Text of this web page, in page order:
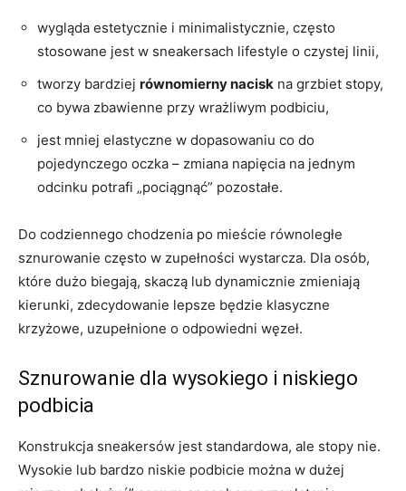
wygląda estetycznie i minimalistycznie, często
stosowane jest w sneakersach lifestyle o czystej linii,
tworzy bardziej równomierny nacisk na grzbiet stopy,
co bywa zbawienne przy wrażliwym podbiciu,
jest mniej elastyczne w dopasowaniu co do
pojedynczego oczka – zmiana napięcia na jednym
odcinku potrafi „pociągnąć” pozostałe.
Do codziennego chodzenia po mieście równoległe
sznurowanie często w zupełności wystarcza. Dla osób,
które dużo biegają, skaczą lub dynamicznie zmieniają
kierunki, zdecydowanie lepsze będzie klasyczne
krzyżowe, uzupełnione o odpowiedni węzeł.
Sznurowanie dla wysokiego i niskiego
podbicia
Konstrukcja sneakersów jest standardowa, ale stopy nie.
Wysokie lub bardzo niskie podbicie można w dużej